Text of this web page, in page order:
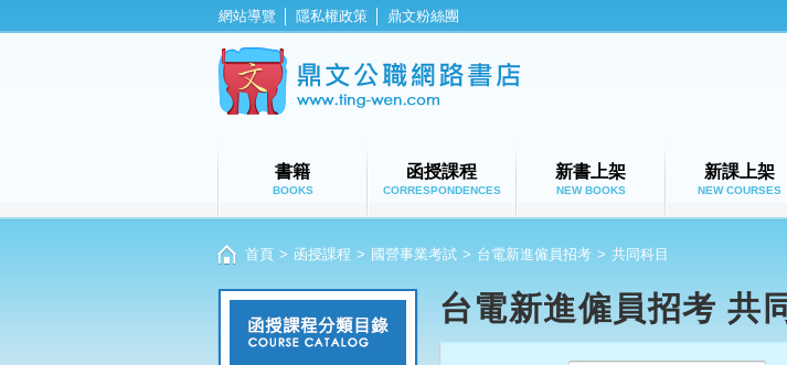
網站導覽 隱私權政策 鼎文粉絲團
鼎文公職網路書店
書籍
BOOKS
函授課程
CORRESPONDENCES
新書上架
NEW BOOKS
新課上架
NEW COURSES
首頁 > 函授課程 > 國營事業考試 > 台電新進僱員招考 > 共同科目
台電新進僱員招考 共